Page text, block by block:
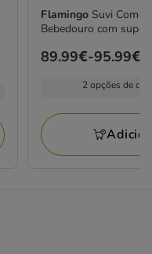
Flamingo Suvi
Bebedouro com
Preço
89.99€
95.99€
89.99€-95.99€
2 opções de